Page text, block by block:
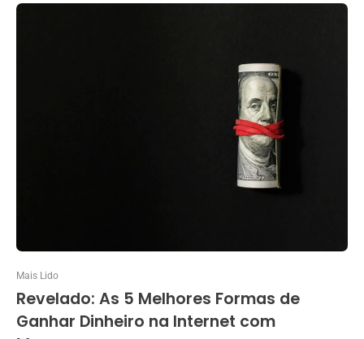
Mais Lido
Revelado: As 5 Melhores Formas de
Ganhar Dinheiro na Internet com